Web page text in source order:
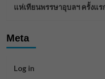
แห่เทียนพรรษาอุบลฯ ครั้งแ
Meta
Log in